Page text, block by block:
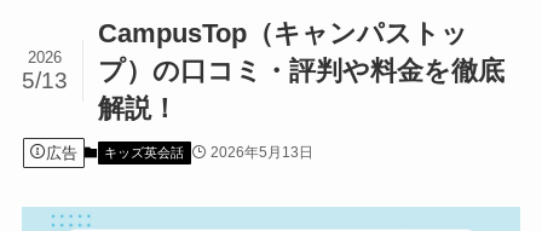
CampusTop（キャンパストッ
プ）の口コミ・評判や料金を徹底
解説！
2026
5/13
広告 キッズ英会話 2026年5月13日